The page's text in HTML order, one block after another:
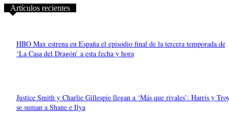
Artículos recientes
HBO Max estrena en España el episodio final de la tercera temporada de
‘La Casa del Dragón’ a esta fecha y hora
Justice Smith y Charlie Gillespie llegan a ‘Más que rivales’: Harris y
se suman a Shane e Ilya